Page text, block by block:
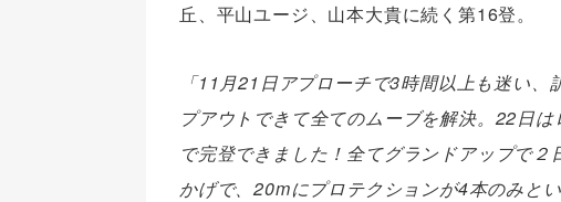
丘、平山ユージ、山本大貴に続く第16登。
「11月21日アプローチで3時間以上も迷い
プアウトできて全てのムーブを解決。22日
で完登できました！全てグランドアップで
かげで、20mにプロテクションが4本のみと